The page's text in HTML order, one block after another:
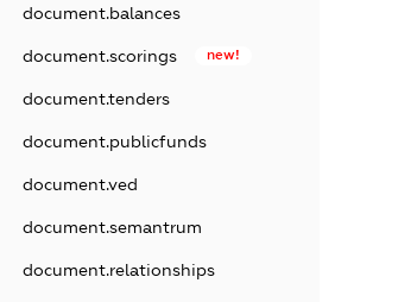
document.balances
document.scorings new!
document.tenders
document.publicfunds
document.ved
document.semantrum
document.relationships